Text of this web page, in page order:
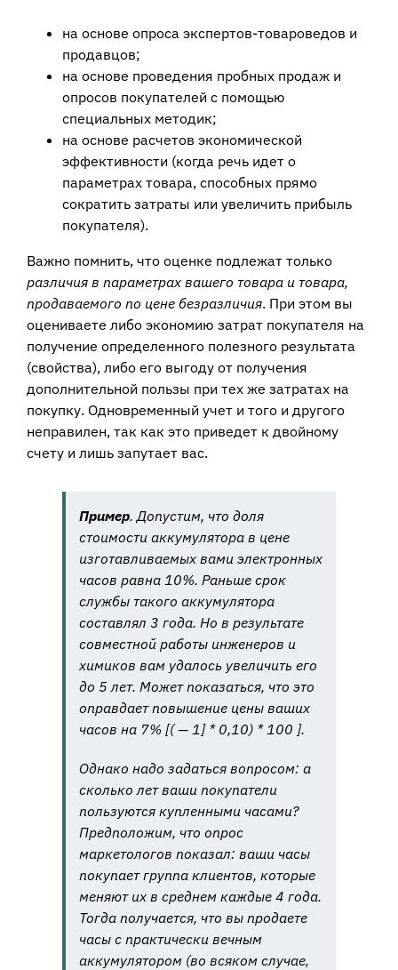
на основе опроса экспертов-товароведов и
продавцов;
на основе проведения пробных продаж и
опросов покупателей с помощью
специальных методик;
на основе расчетов экономической
эффективности (когда речь идет о
параметрах товара, способных прямо
сократить затраты или увеличить прибыль
покупателя).
Важно помнить, что оценке подлежат только
различия в параметрах вашего товара и товара,
продаваемого по цене безразличия. При этом вы
оцениваете либо экономию затрат покупателя на
получение определенного полезного результата
(свойства), либо его выгоду от получения
дополнительной пользы при тех же затратах на
покупку. Одновременный учет и того и другого
неправилен, так как это приведет к двойному
счету и лишь запутает вас.
Пример. Допустим, что доля
стоимости аккумулятора в цене
изготавливаемых вами электронных
часов равна 10%. Раньше срок
службы такого аккумулятора
составлял 3 года. Но в результате
совместной работы инженеров и
химиков вам удалось увеличить его
до 5 лет. Может показаться, что это
оправдает повышение цены ваших
часов на 7% [(— 1] * 0,10) * 100 ].
Однако надо задаться вопросом: а
сколько лет ваши покупатели
пользуются купленными часами?
Предположим, что опрос
маркетологов показал: ваши часы
покупает группа клиентов, которые
меняют их в среднем каждые 4 года.
Тогда получается, что вы продаете
часы с практически вечным
аккумулятором (во всяком случае,